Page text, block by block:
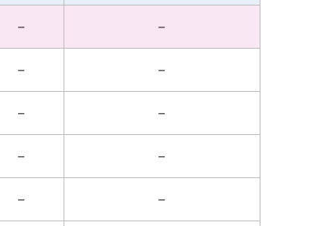
－ －
－ －
－ －
－ －
－ －